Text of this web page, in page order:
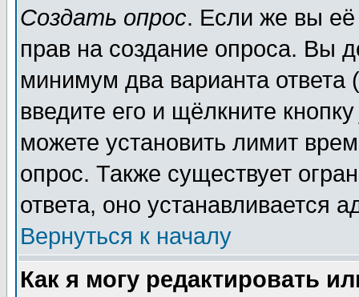
Создать опрос. Если же вы её
прав на создание опроса. Вы
минимум два варианта ответа
введите его и щёлкните
можете установить лимит
опрос. Также существует
ответа, оно устанавливается
Вернуться к началу
Как я могу редактировать